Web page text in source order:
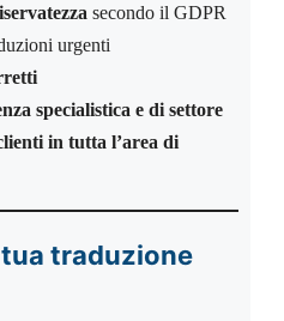
secondo il GDPR
urgenti
specialistica e di settore
in tutta l’area di
traduzione